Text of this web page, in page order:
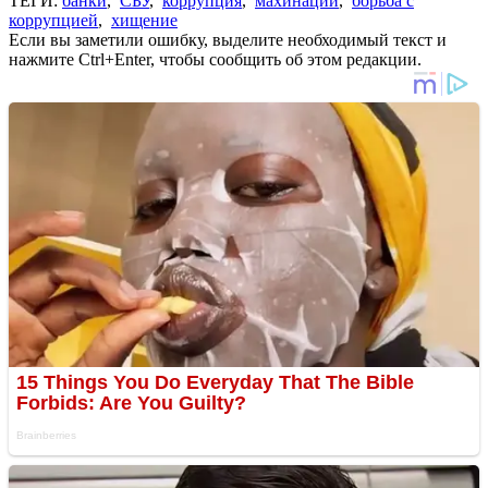
коррупцией, хищение
Если вы заметили ошибку, выделите необходимый текст и
нажмите Ctrl+Enter, чтобы сообщить об этом редакции.